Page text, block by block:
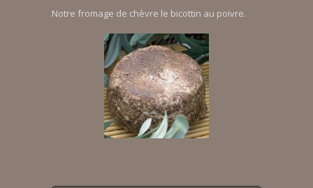
Notre fromage de chèvre le bicottin au poivre.